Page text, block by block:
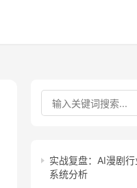
实战复盘：AI漫剧
系统分析